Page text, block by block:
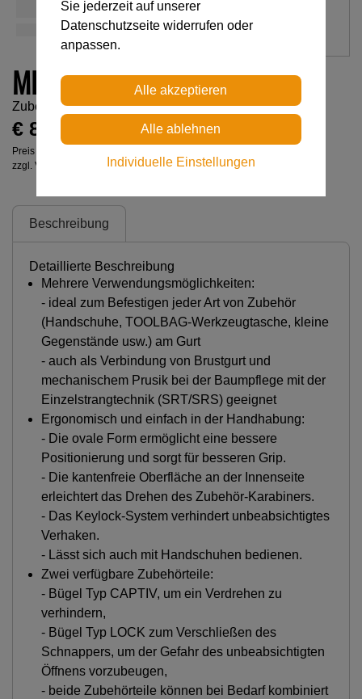
MINO
Zubehör-Karabiner (keine PSA)
€ 8,00
Preis inkl. MwSt.
zzgl. Versandkosten
Beschreibung
Detaillierte Beschreibung
Mehrere Verwendungsmöglichkeiten:
- ideal zum Befestigen jeder Art von Zubehör
(Handschuhe, TOOLBAG-Werkzeugtasche, kleine
Gegenstände usw.) am Gurt
- auch als Verbindung von Brustgurt und
mechanischem Prusik bei der Baumpflege mit der
Einzelstrangtechnik (SRT/SRS) geeignet
Ergonomisch und einfach in der Handhabung:
- Die ovale Form ermöglicht eine bessere
Positionierung und sorgt für besseren Grip.
- Die kantenfreie Oberfläche an der Innenseite
erleichtert das Drehen des Zubehör-Karabiners.
- Das Keylock-System verhindert unbeabsichtigtes
Verhaken.
- Lässt sich auch mit Handschuhen bedienen.
Zwei verfügbare Zubehörteile:
- Bügel Typ CAPTIV, um ein Verdrehen zu
verhindern,
- Bügel Typ LOCK zum Verschließen des
Schnappers, um der Gefahr des unbeabsichtigten
Öffnens vorzubeugen,
- beide Zubehörteile können bei Bedarf kombiniert
Sie jederzeit auf unserer
Datenschutzseite widerrufen oder
anpassen.
Individuelle Einstellungen